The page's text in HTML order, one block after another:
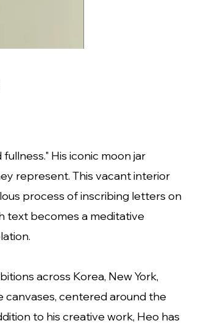
His iconic moon jar
represent. This vacant interior
process of inscribing letters on
text becomes a meditative
across Korea, New York,
canvases, centered around the
to his creative work, Heo has